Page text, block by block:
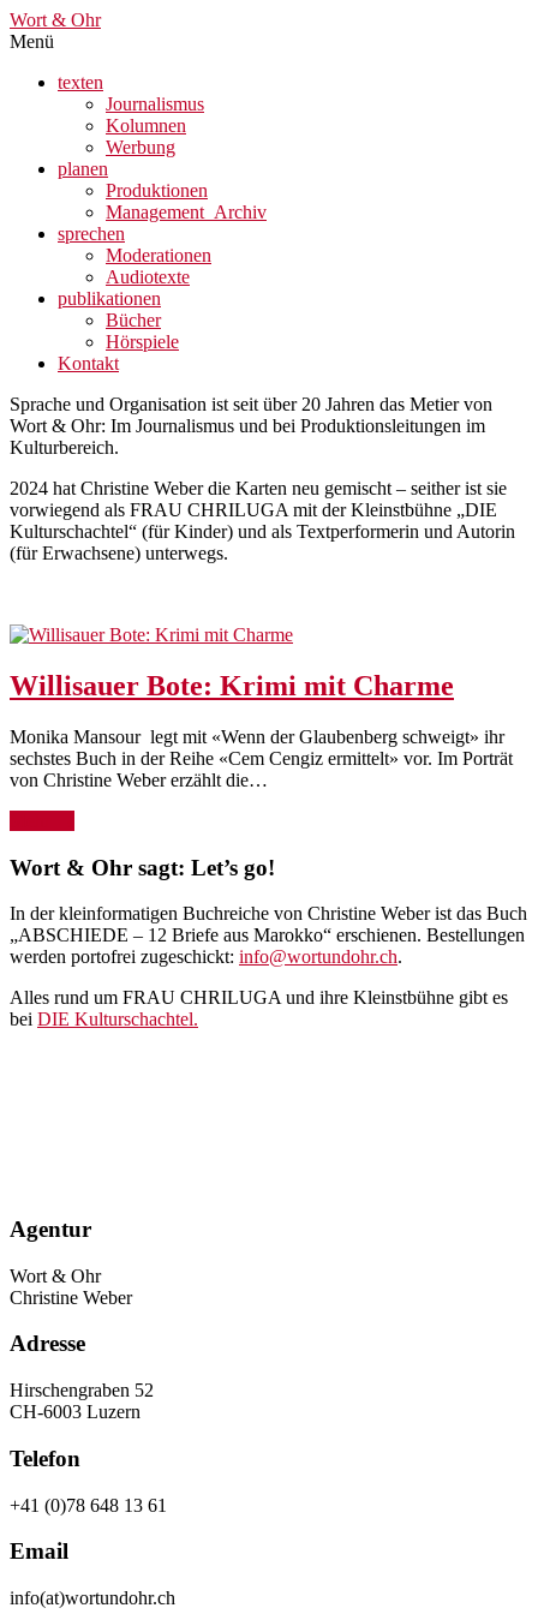
Wort & Ohr
Menü
texten
Journalismus
Kolumnen
Werbung
planen
Produktionen
Management_Archiv
sprechen
Moderationen
Audiotexte
publikationen
Bücher
Hörspiele
Kontakt
Sprache und Organisation ist seit über 20 Jahren das Metier von
Wort & Ohr: Im Journalismus und bei Produktionsleitungen im
Kulturbereich.
2024 hat Christine Weber die Karten neu gemischt – seither ist sie
vorwiegend als FRAU CHRILUGA mit der Kleinstbühne „DIE
Kulturschachtel“ (für Kinder) und als Textperformerin und Autorin
(für Erwachsene) unterwegs.
Willisauer Bote: Krimi mit Charme
Monika Mansour legt mit «Wenn der Glaubenberg schweigt» ihr
sechstes Buch in der Reihe «Cem Cengiz ermittelt» vor. Im Porträt
von Christine Weber erzählt die…
Wort & Ohr sagt: Let’s go!
In der kleinformatigen Buchreiche von Christine Weber ist das Buch
„ABSCHIEDE – 12 Briefe aus Marokko“ erschienen. Bestellungen
werden portofrei zugeschickt: info@wortundohr.ch.
Alles rund um FRAU CHRILUGA und ihre Kleinstbühne gibt es
bei DIE Kulturschachtel.
Agentur
Wort & Ohr
Christine Weber
Adresse
Hirschengraben 52
CH-6003 Luzern
Telefon
+41 (0)78 648 13 61
Email
info(at)wortundohr.ch